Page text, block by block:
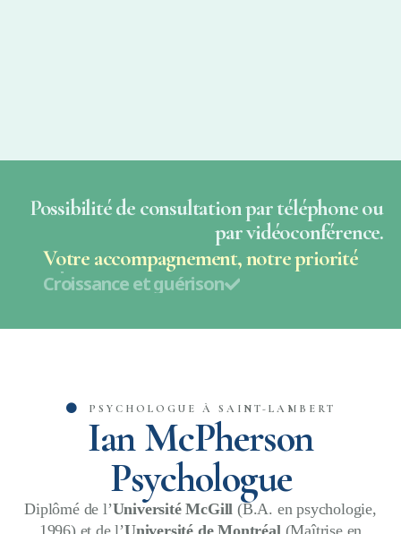
Possibilité de consultation par téléphone ou
par vidéoconférence.
Votre accompagnement, notre priorité
Croissance et guérison
Empathie et écoute
PSYCHOLOGUE À SAINT-LAMBERT
Ian McPherson
Psychologue
Diplômé de l’Université McGill (B.A. en psychologie,
1996) et de l’Université de Montréal (Maîtrise en